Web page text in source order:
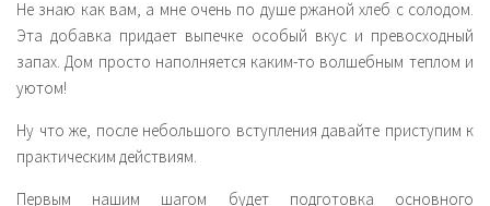
Не знаю как вам, а мне очень по душе ржаной хлеб с солодом.
Эта добавка придает выпечке особый вкус и превосходный
запах. Дом просто наполняется каким-то волшебным теплом и
уютом!
Ну что же, после небольшого вступления давайте приступим к
практическим действиям.
Первым нашим шагом будет подготовка основного